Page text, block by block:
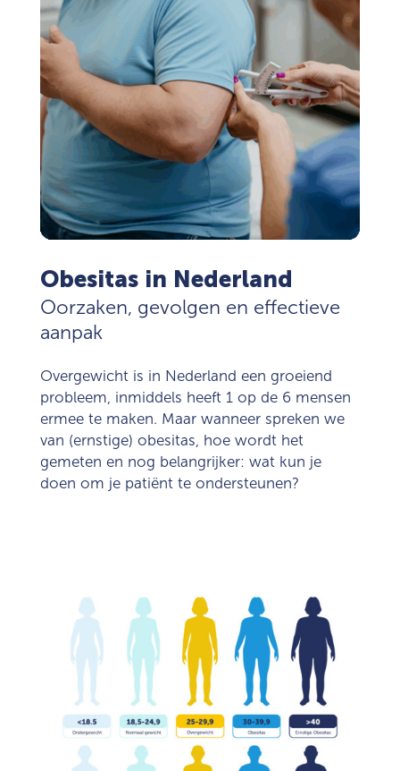
Obesitas in Nederland
Oorzaken, gevolgen en effectieve
aanpak
Overgewicht is in Nederland een groeiend
probleem, inmiddels heeft 1 op de 6 mensen
ermee te maken. Maar wanneer spreken we
van (ernstige) obesitas, hoe wordt het
gemeten en nog belangrijker: wat kun je
doen om je patiënt te ondersteunen?